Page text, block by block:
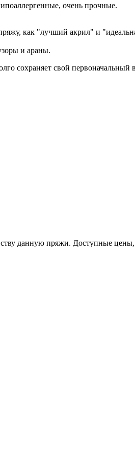
очень прочные.
как "лучший акрил" и
и араны.
сохраняет свой первоначальный
данную пряжи. Доступные